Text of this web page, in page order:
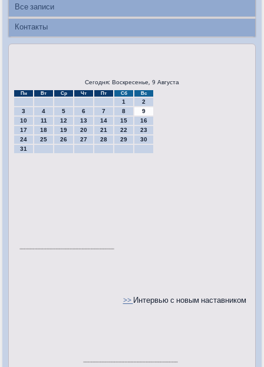
Все записи
Контакты
Сегодня: Воскресенье, 9 Августа
Пн Вт Ср Чт Пт Сб Вс
1
2
3
4 5 6 7 8
9
10
11 12 13 14 15
16
17
18 19 20 21 22
23
24
25 26 27 28 29
30
31
>>Интервью с новым наставником